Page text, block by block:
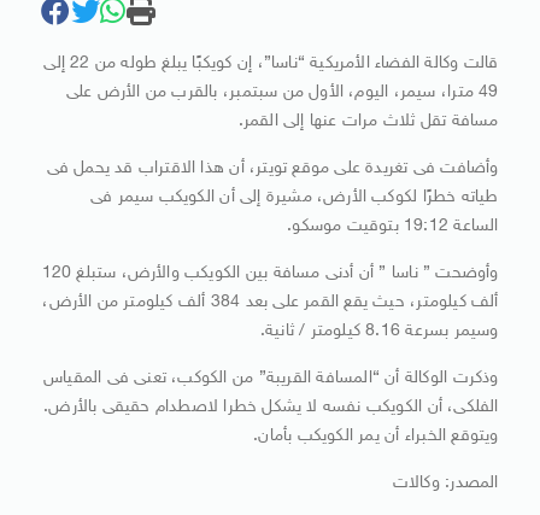
قالت وكالة الفضاء الأمريكية “ناسا”، إن كويكبًا يبلغ طوله من 22 إلى
49 مترا، سيمر، اليوم، الأول من سبتمبر، بالقرب من الأرض على
مسافة تقل ثلاث مرات عنها إلى القمر.
وأضافت فى تغريدة على موقع تويتر، أن هذا الاقتراب قد يحمل فى
طياته خطرًا لكوكب الأرض، مشيرة إلى أن الكويكب سيمر فى
الساعة 19:12 بتوقيت موسكو.
وأوضحت ” ناسا ” أن أدنى مسافة بين الكويكب والأرض، ستبلغ 120
ألف كيلومتر، حيث يقع القمر على بعد 384 ألف كيلومتر من الأرض،
وسيمر بسرعة 8.16 كيلومتر / ثانية.
وذكرت الوكالة أن “المسافة القريبة” من الكوكب، تعنى فى المقياس
الفلكى، أن الكويكب نفسه لا يشكل خطرا لاصطدام حقيقى بالأرض.
ويتوقع الخبراء أن يمر الكويكب بأمان.
المصدر: وكالات